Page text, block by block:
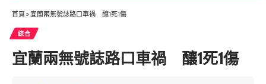
首頁 » 宜蘭兩無號誌路口車禍 釀1死1傷
綜合
宜蘭兩無號誌路口車禍 釀1死1傷